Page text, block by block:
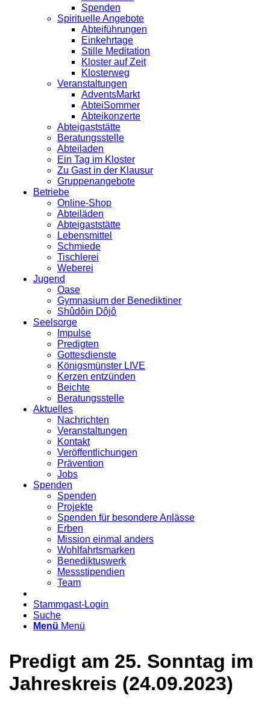
Spenden
Spirituelle Angebote
Abteiführungen
Einkehrtage
Stille Meditation
Kloster auf Zeit
Klosterweg
Veranstaltungen
AdventsMarkt
AbteiSommer
Abteikonzerte
Abteigaststätte
Beratungsstelle
Abteiladen
Ein Tag im Kloster
Zu Gast in der Klausur
Gruppenangebote
Betriebe
Online-Shop
Abteiläden
Abteigaststätte
Lebensmittel
Schmiede
Tischlerei
Weberei
Jugend
Oase
Gymnasium der Benediktiner
Shûdôin Dôjô
Seelsorge
Impulse
Predigten
Gottesdienste
Königsmünster LIVE
Kerzen entzünden
Beichte
Beratungsstelle
Aktuelles
Nachrichten
Veranstaltungen
Kontakt
Veröffentlichungen
Prävention
Jobs
Spenden
Spenden
Projekte
Spenden für besondere Anlässe
Erben
Mission einmal anders
Wohlfahrtsmarken
Benediktuswerk
Messstipendien
Team
Stammgast-Login
Suche
Menü Menü
Predigt am 25. Sonntag im
Jahreskreis (24.09.2023)